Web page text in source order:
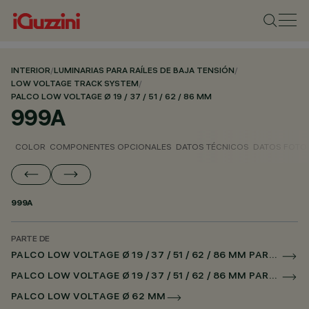
INTERIOR/LUMINARIAS PARA RAÍLES DE BAJA TENSIÓN/
LOW VOLTAGE TRACK SYSTEM/
PALCO LOW VOLTAGE Ø 19 / 37 / 51 / 62 / 86 MM
999A
COLOR COMPONENTES OPCIONALES DATOS TÉCNICOS DATOS
999A
PARTE DE
PALCO LOW VOLTAGE Ø 19 / 37 / 51 / 62 / 86 MM PARA RAÌL LOW VOLTAGE CASAMBI
PALCO LOW VOLTAGE Ø 19 / 37 / 51 / 62 / 86 MM PARA SUPERRAIL CASAMBI
PALCO LOW VOLTAGE Ø 62 MM